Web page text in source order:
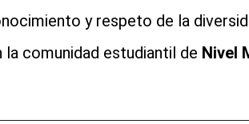
y respeto de la
comunidad estudiantil de Nivel